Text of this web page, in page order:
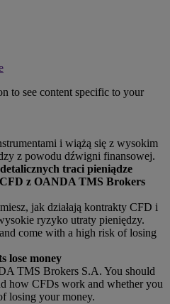
to see content specific to your
i wiążą się z wysokim
z powodu dźwigni finansowej.
traci pieniądze
z OANDA TMS Brokers
jak działają kontrakty CFD i
ryzyko utraty pieniędzy.
come with a high risk of losing
lose money
TMS Brokers S.A. You should
how CFDs work and whether you
losing your money.